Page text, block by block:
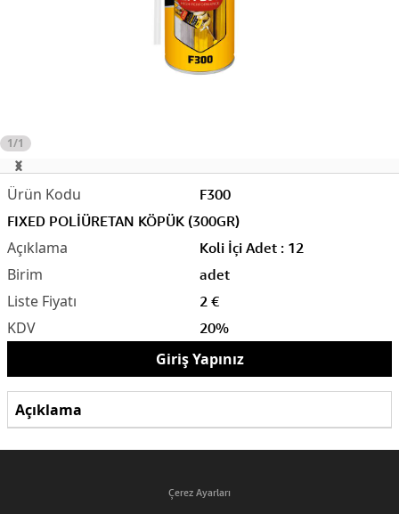
1/1
F300
FIXED POLİÜRETAN KÖPÜK (300GR)
Koli İçi Adet : 12
adet
2 €
20%
Giriş Yapınız
Açıklama
Çerez Ayarları